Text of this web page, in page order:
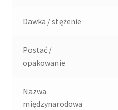
Dawka / stężenie
Postać /
opakowanie
Nazwa
międzynarodowa